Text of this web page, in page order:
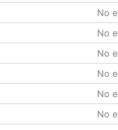
No
No
No
No
No
No